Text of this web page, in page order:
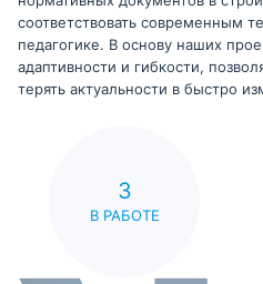
соответствовать современным
педагогике. В основу наших
адаптивности и гибкости,
терять актуальности в быстро
3
В РАБОТЕ